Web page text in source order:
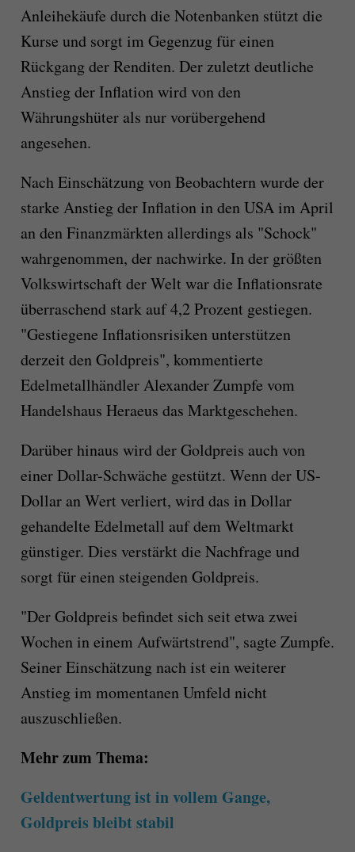
Anleihekäufe durch die Notenbanken stützt die
Kurse und sorgt im Gegenzug für einen
Rückgang der Renditen. Der zuletzt deutliche
Anstieg der Inflation wird von den
Währungshüter als nur vorübergehend
angesehen.
Nach Einschätzung von Beobachtern wurde der
starke Anstieg der Inflation in den USA im April
an den Finanzmärkten allerdings als "Schock"
wahrgenommen, der nachwirke. In der größten
Volkswirtschaft der Welt war die Inflationsrate
überraschend stark auf 4,2 Prozent gestiegen.
"Gestiegene Inflationsrisiken unterstützen
derzeit den Goldpreis", kommentierte
Edelmetallhändler Alexander Zumpfe vom
Handelshaus Heraeus das Marktgeschehen.
Darüber hinaus wird der Goldpreis auch von
einer Dollar-Schwäche gestützt. Wenn der US-
Dollar an Wert verliert, wird das in Dollar
gehandelte Edelmetall auf dem Weltmarkt
günstiger. Dies verstärkt die Nachfrage und
sorgt für einen steigenden Goldpreis.
"Der Goldpreis befindet sich seit etwa zwei
Wochen in einem Aufwärtstrend", sagte Zumpfe.
Seiner Einschätzung nach ist ein weiterer
Anstieg im momentanen Umfeld nicht
auszuschließen.
Mehr zum Thema:
Geldentwertung ist in vollem Gange,
Goldpreis bleibt stabil